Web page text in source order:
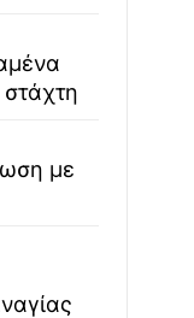
στάχτη
με